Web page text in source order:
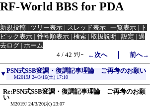
RF-World BBS for PDA
新規投稿 | ツリー表示 | スレッド表示 | 一覧表示 | ト
ピック表示 | 番号順表示 | 検索 | 取扱説明 | 設定 | 過
去ログ | ホーム
4 / 42 ﾂﾘｰ
←次へ｜ 前へ→
▼ PSN式SSB変調・復調記事理論 ご再考のお願い
M2019J 24/3/16(土) 17:10
Re:PSN式SSB変調・復調記事理論 ご再考のお願
い
M2019J 24/3/20(水) 23:07